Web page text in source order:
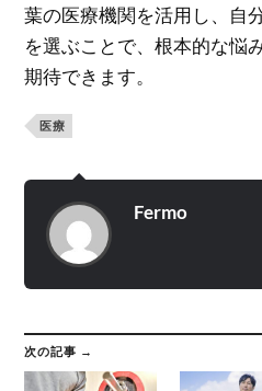
葉の医療機関を活用し、自
を選ぶことで、根本的な悩
期待できます。
医療
Fermo
次の記事 →